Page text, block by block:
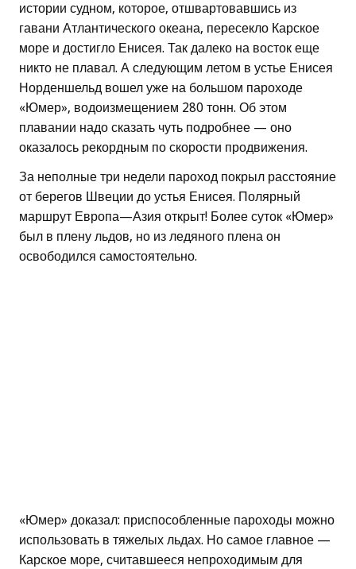
истории судном, которое, отшвартовавшись из
гавани Атлантического океана, пересекло Карское
море и достигло Енисея. Так далеко на восток еще
никто не плавал. А следующим летом в устье Енисея
Норденшельд вошел уже на большом пароходе
«Юмер», водоизмещением 280 тонн. Об этом
плавании надо сказать чуть подробнее — оно
оказалось рекордным по скорости продвижения.
За неполные три недели пароход покрыл расстояние
от берегов Швеции до устья Енисея. Полярный
маршрут Европа—Азия открыт! Более суток «Юмер»
был в плену льдов, но из ледяного плена он
освободился самостоятельно.
«Юмер» доказал: приспособленные пароходы можно
использовать в тяжелых льдах. Но самое главное —
Карское море, считавшееся непроходимым для